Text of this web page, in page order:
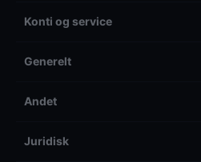
Konti og service
Generelt
Andet
Juridisk